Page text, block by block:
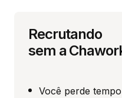
Recrutando
sem a
Você perde